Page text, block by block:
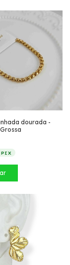
dourada -
PIX